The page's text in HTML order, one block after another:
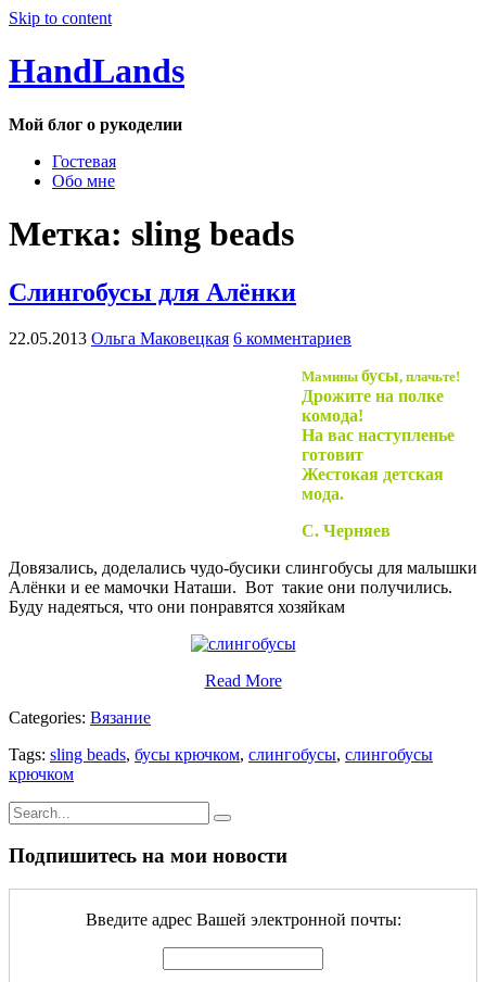
Skip to content
HandLands
Мой блог о рукоделии
Гостевая
Обо мне
Метка: sling beads
Слингобусы для Алёнки
22.05.2013 Ольга Маковецкая 6 комментариев
Мамины бусы, плачьте!
Дрожите на полке
комода!
На вас наступленье
готовит
Жестокая детская
мода.
С. Черняев
Довязались, доделались чудо-бусики слингобусы для малышки
Алёнки и ее мамочки Наташи. Вот такие они получились.
Буду надеяться, что они понравятся хозяйкам
Read More
Categories: Вязание
Tags: sling beads, бусы крючком, слингобусы, слингобусы
крючком
Подпишитесь на мои новости
Введите адрес Вашей электронной почты: